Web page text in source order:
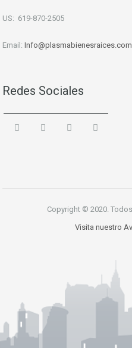
US: 619-870-2505
Email: Info@plasmabienesraices.com
Redes Sociales
Copyright © 2020.
Visita nuestro